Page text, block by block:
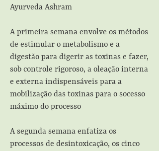
Ayurveda Ashram
A primeira semana envolve os métodos
de estimular o metabolismo e a
digestão para digerir as toxinas e fazer,
sob controle rigoroso, a oleação interna
e externa indispensáveis para a
mobilização das toxinas para o socesso
máximo do processo
A segunda semana enfatiza os
processos de desintoxicação, os cinco